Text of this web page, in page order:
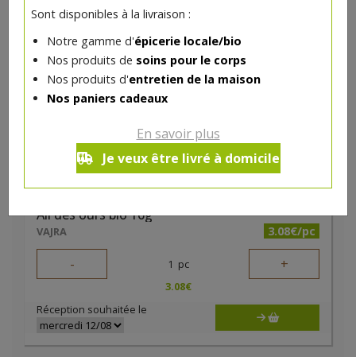
Sont disponibles à la livraison :
Notre gamme d'épicerie locale/bio
Nos produits de soins pour le corps
Nos produits d'entretien de la maison
Nos paniers cadeaux
En savoir plus
Je veux être livré à domicile
DANS LA MÊME CATÉGORIE ...
Ail des ours bio 16g
VAJRA 3.08€/pc
- 1 pc +
3.08€
Réception souhaitée le